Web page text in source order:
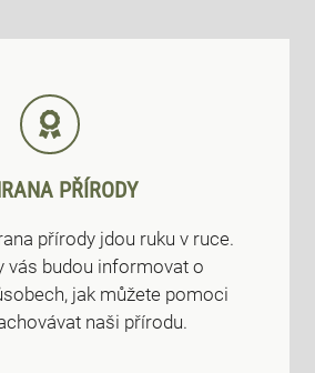
PŘÍRODY
přírody jdou ruku v ruce.
vás budou informovat o
jak můžete pomoci
naši přírodu.